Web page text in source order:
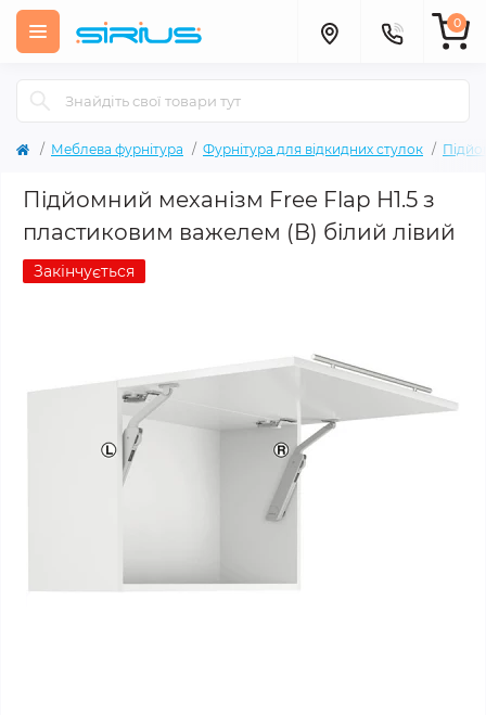
0
Меблева фурнітура Фурнітура для відкидних стулок
Підйомний механізм Free Flap H1.5 з
пластиковим важелем (B) білий лівий
Закінчується